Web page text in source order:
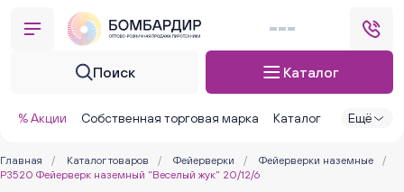
Поиск Каталог
% Акции Собственная торговая марка Каталог Ещё
Главная / Каталог товаров / Фейерверки / Фейерверки наземные
/
Р3520 Фейерверк наземный "Веселый жук" 20/12/6